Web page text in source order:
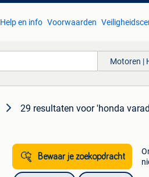
Help en info Voorwaarden
Motoren |
29 resultaten voor 'honda
Bewaar je zoekopdracht